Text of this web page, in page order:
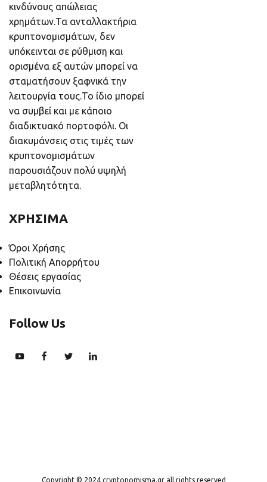
κινδύνους απώλειας
χρημάτων.Τα ανταλλακτήρια
κρυπτονομισμάτων, δεν
υπόκεινται σε ρύθμιση και
ορισμένα εξ αυτών μπορεί να
σταματήσουν ξαφνικά την
λειτουργία τους.Το ίδιο μπορεί
να συμβεί και με κάποιο
διαδικτυακό πορτοφόλι. Οι
διακυμάνσεις στις τιμές των
κρυπτονομισμάτων
παρουσιάζουν πολύ υψηλή
μεταβλητότητα.
ΧΡΗΣΙΜΑ
Όροι Χρήσης
Πολιτική Απορρήτου
Θέσεις εργασίας
Επικοινωνία
Follow Us
Copyright © 2024 cryptonomisma.gr all rights reserved